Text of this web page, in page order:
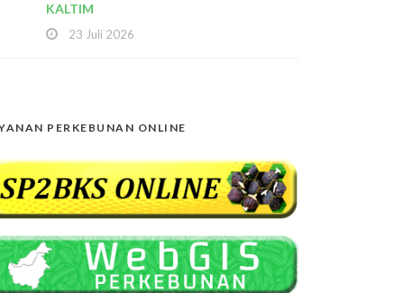
KALTIM
23 Juli 2026
PERKEBUNAN ONLINE